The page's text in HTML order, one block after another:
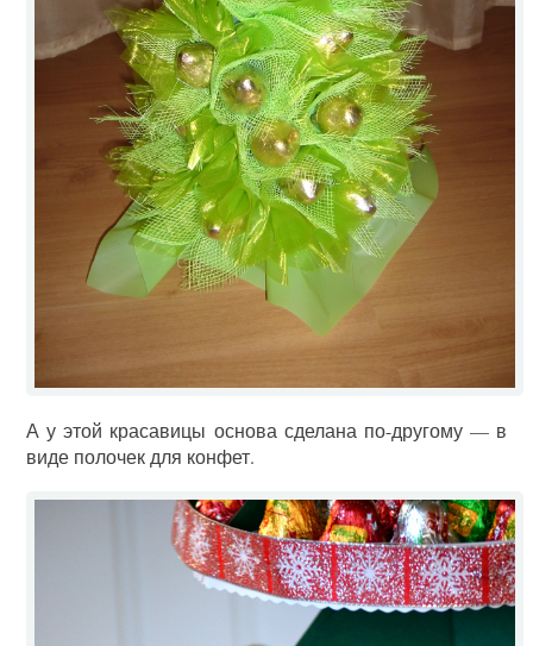
А у этой красавицы основа сделана по-другому — в
виде полочек для конфет.